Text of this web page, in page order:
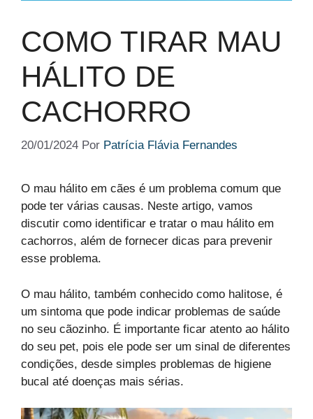
COMO TIRAR MAU
HÁLITO DE
CACHORRO
20/01/2024 Por Patrícia Flávia Fernandes
O mau hálito em cães é um problema comum que
pode ter várias causas. Neste artigo, vamos
discutir como identificar e tratar o mau hálito em
cachorros, além de fornecer dicas para prevenir
esse problema.
O mau hálito, também conhecido como halitose, é
um sintoma que pode indicar problemas de saúde
no seu cãozinho. É importante ficar atento ao hálito
do seu pet, pois ele pode ser um sinal de diferentes
condições, desde simples problemas de higiene
bucal até doenças mais sérias.